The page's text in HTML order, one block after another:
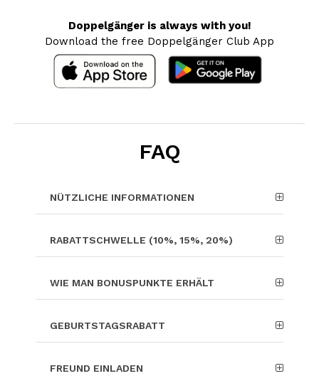
Doppelgänger is always with you!
Download the free Doppelgänger Club App
FAQ
NÜTZLICHE INFORMATIONEN
RABATTSCHWELLE (10%, 15%, 20%)
WIE MAN BONUSPUNKTE ERHÄLT
GEBURTSTAGSRABATT
FREUND EINLADEN